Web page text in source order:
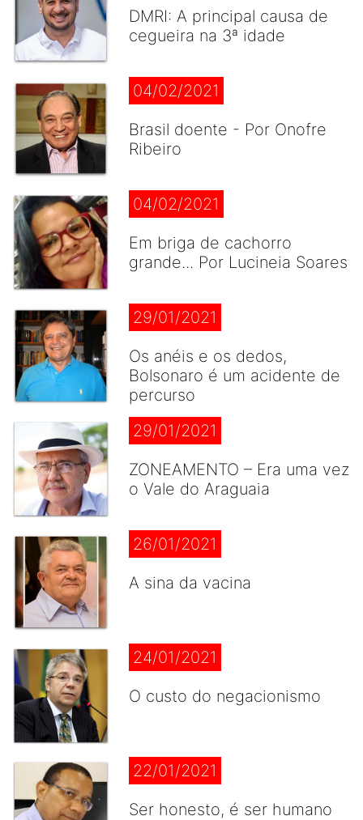
DMRI: A principal causa de
cegueira na 3ª idade
04/02/2021
Brasil doente - Por Onofre
Ribeiro
04/02/2021
Em briga de cachorro
grande... Por Lucineia Soares
29/01/2021
Os anéis e os dedos,
Bolsonaro é um acidente de
percurso
29/01/2021
ZONEAMENTO – Era uma vez
o Vale do Araguaia
26/01/2021
A sina da vacina
24/01/2021
O custo do negacionismo
22/01/2021
Ser honesto, é ser humano